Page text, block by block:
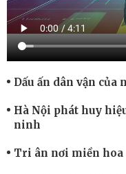
Dấu ấn dân vận của
Hà Nội phát huy
ninh
Tri ân nơi miền